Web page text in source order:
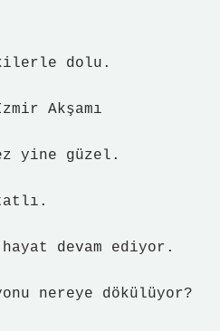
dolu.
Akşamı
yine güzel.
devam ediyor.
nereye dökülüyor?